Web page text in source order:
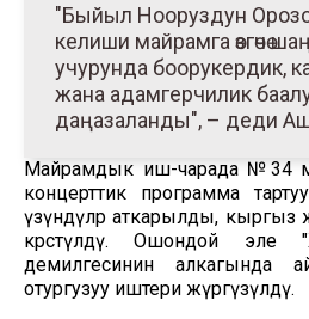
"Быйыл Нооруздун
келиши майрамга өзгөчө
учурунда боорукердик,
жана адамгерчилик
даңазаланды", – деди
Майрамдык иш-чарада №34
концерттик программа
үзүндүлөр аткарылды, кыргыз
көрсөтүлдү. Ошондой
демилгесинин алкагында
отургузуу иштери жүргүзүлдү.